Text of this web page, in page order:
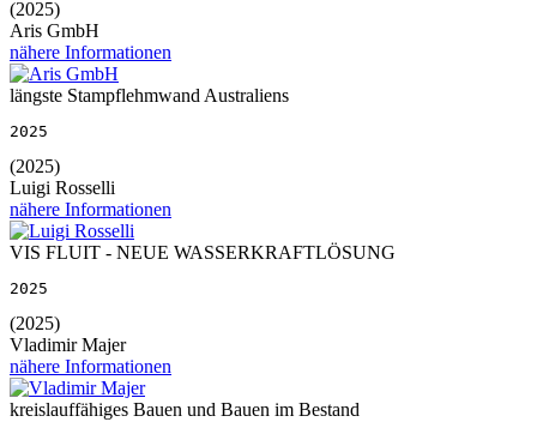
(2025)
Aris GmbH
nähere Informationen
längste Stampflehmwand Australiens
2025
(2025)
Luigi Rosselli
nähere Informationen
VIS FLUIT - NEUE WASSERKRAFTLÖSUNG
2025
(2025)
Vladimir Majer
nähere Informationen
kreislauffähiges Bauen und Bauen im Bestand